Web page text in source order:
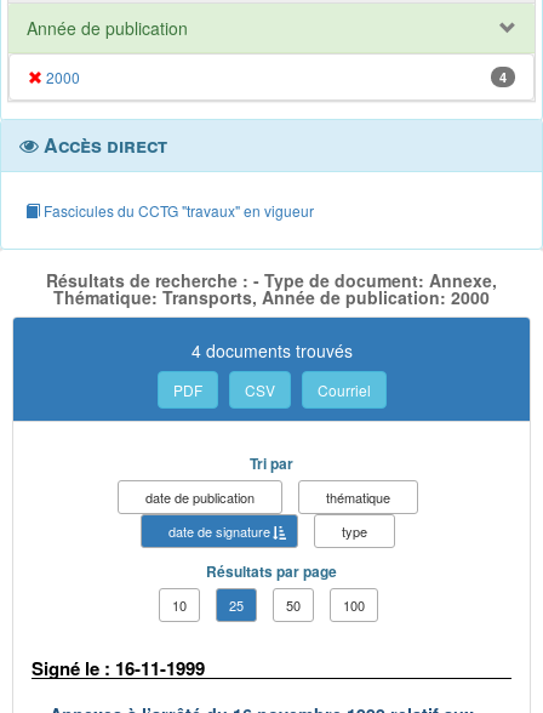
Année de publication
2000 4
Accès direct
Fascicules du CCTG "travaux" en vigueur
Résultats de recherche : - Type de document: Annexe,
Thématique: Transports, Année de publication: 2000
4 documents trouvés
PDF CSV Courriel
Tri par
date de publication
thématique
date de signature
type
Résultats par page
10 25 50 100
Signé le : 16-11-1999